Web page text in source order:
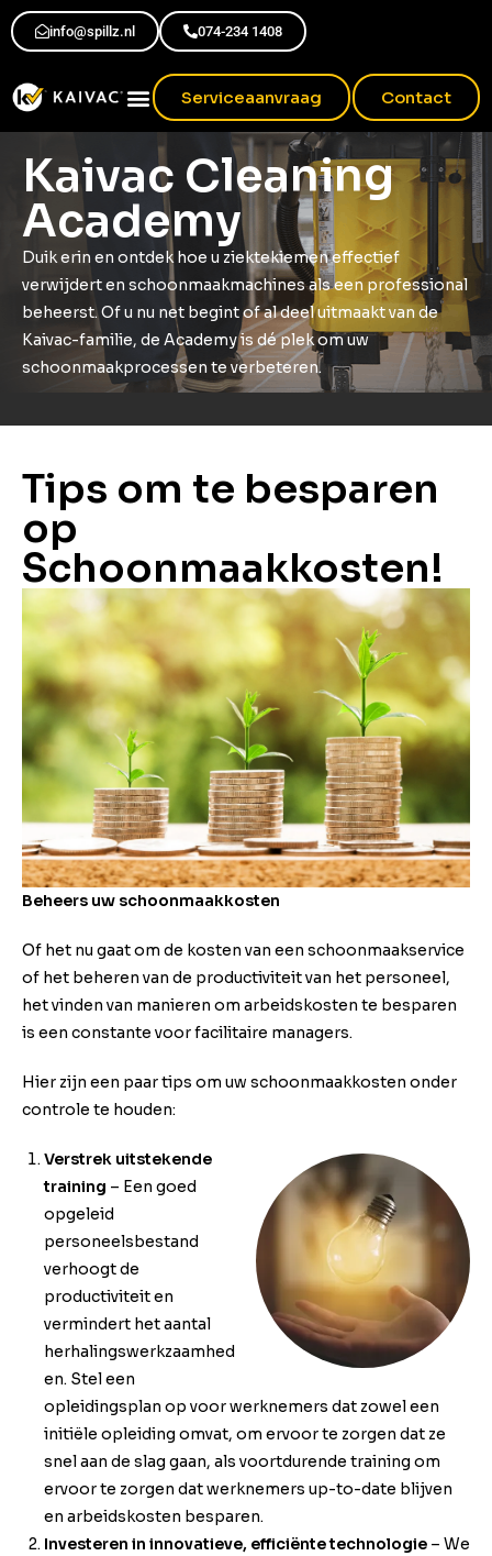
info@spillz.nl 074-234 1408
Serviceaanvraag Contact
Kaivac Cleaning
Academy
Duik erin en ontdek hoe u ziektekiemen effectief
verwijdert en schoonmaakmachines als een professional
beheerst. Of u nu net begint of al deel uitmaakt van de
Kaivac-familie, de Academy is dé plek om uw
schoonmaakprocessen te verbeteren.
Tips om te besparen
op
Schoonmaakkosten!
Beheers uw schoonmaakkosten
Of het nu gaat om de kosten van een schoonmaakservice
of het beheren van de productiviteit van het personeel,
het vinden van manieren om arbeidskosten te besparen
is een constante voor facilitaire managers.
Hier zijn een paar tips om uw schoonmaakkosten onder
controle te houden:
Verstrek uitstekende
training – Een goed
opgeleid
personeelsbestand
verhoogt de
productiviteit en
vermindert het aantal
herhalingswerkzaamhed
en. Stel een
opleidingsplan op voor werknemers dat zowel een
initiële opleiding omvat, om ervoor te zorgen dat ze
snel aan de slag gaan, als voortdurende training om
ervoor te zorgen dat werknemers up-to-date blijven
en arbeidskosten besparen.
Investeren in innovatieve, efficiënte technologie – We